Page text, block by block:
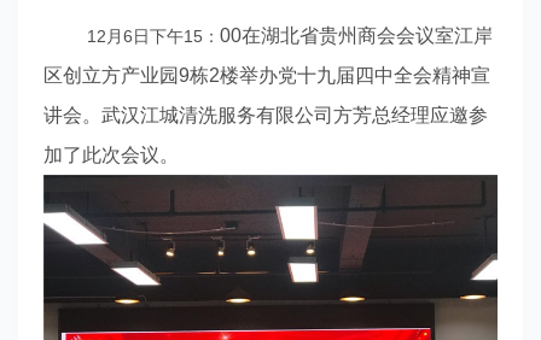
12月6日下午15： 00在湖北省贵州商会会议室江岸
区创立方产业园9栋2楼举办党十九届四中全会精神宣
讲会。武汉江城清洗服务有限公司 方芳总经理应邀参
加了此次会议。